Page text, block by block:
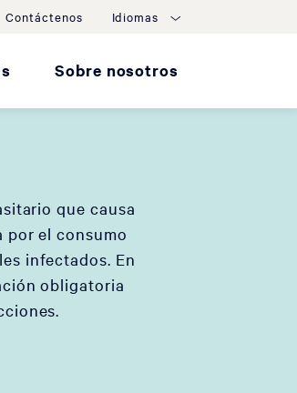
Contáctenos Idiomas
Sobre nosotros
que causa
por el consumo
infectados. En
obligatoria